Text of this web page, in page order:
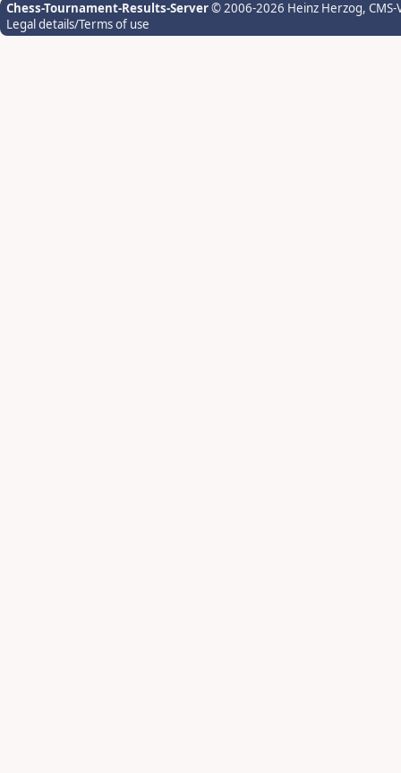
Chess-Tournament-Results-Server© 2006-2026 Heinz Herzog,
Legal details/Terms of use